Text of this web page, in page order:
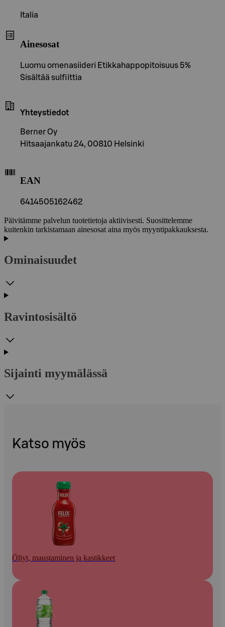
Italia
Ainesosat
Luomu omenasiideri Etikkahappopitoisuus 5%
Sisältää sulfiittia
Yhteystiedot
Berner Oy
Hitsaajankatu 24, 00810 Helsinki
EAN
6414505162462
Päivitämme palvelun tuotetietoja aktiivisesti. Suosittelemme
kuitenkin tarkistamaan ainesosat aina myös myyntipakkauksesta.
Ominaisuudet
Ravintosisältö
Sijainti myymälässä
Katso myös
Öljyt, maustaminen ja kastikkeet